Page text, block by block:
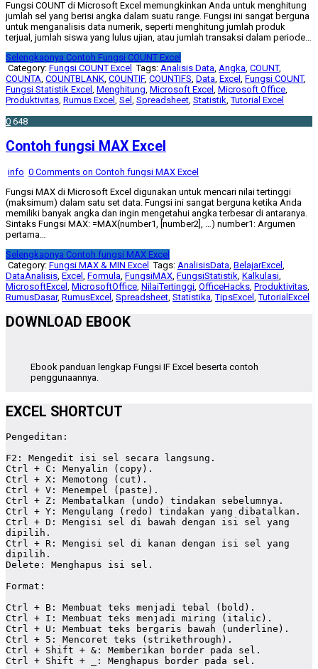
Fungsi COUNT di Microsoft Excel memungkinkan Anda untuk menghitung
jumlah sel yang berisi angka dalam suatu range. Fungsi ini sangat berguna
untuk menganalisis data numerik, seperti menghitung jumlah produk
terjual, jumlah siswa yang lulus ujian, atau jumlah transaksi dalam periode…
Selengkapnya Contoh Fungsi COUNT Excel
Category: Fungsi COUNT Excel Tags: Analisis Data, Angka, COUNT,
COUNTA, COUNTBLANK, COUNTIF, COUNTIFS, Data, Excel , Fungsi COUNT,
Fungsi Statistik Excel , Menghitung, Microsoft Excel , Microsoft Office,
Produktivitas, Rumus Excel , Sel , Spreadsheet, Statistik,Tutorial Excel
0 648
Contoh fungsi MAX Excel
info 0 Comments on Contoh fungsi MAX Excel
Fungsi MAX di Microsoft Excel digunakan untuk mencari nilai tertinggi
(maksimum) dalam satu set data. Fungsi ini sangat berguna ketika Anda
memiliki banyak angka dan ingin mengetahui angka terbesar di antaranya.
Sintaks Fungsi MAX: =MAX(number1, [number2], …) number1: Argumen
pertama…
Selengkapnya Contoh fungsi MAX Excel
Category: Fungsi MAX & MIN Excel Tags: AnalisisData BelajarExcel
DataAnalisis Excel Formula FungsiMAX FungsiStatistik Kalkulasi
MicrosoftExcel MicrosoftOffice NilaiTertinggi OfficeHacks Produktivitas
RumusDasar, RumusExcel Spreadsheet Statistika ,TipsExcel ,TutorialExcel
DOWNLOAD EBOOK
Ebook panduan lengkap Fungsi IF Excel beserta contoh
penggunaannya.
EXCEL SHORTCUT
Pengeditan:
F2: Mengedit isi sel secara langsung.
Ctrl + C: Menyalin (copy).
Ctrl + X: Memotong (cut).
Ctrl + V: Menempel (paste).
Ctrl + Z: Membatalkan (undo) tindakan sebelumnya.
Ctrl + Y: Mengulang (redo) tindakan yang dibatalkan.
Ctrl + D: Mengisi sel di bawah dengan isi sel yang
dipilih.
Ctrl + R: Mengisi sel di kanan dengan isi sel yang
dipilih.
Delete: Menghapus isi sel.
Format:
Ctrl + B: Membuat teks menjadi tebal (bold).
Ctrl + I: Membuat teks menjadi miring (italic).
Ctrl + U: Membuat teks bergaris bawah (underline).
Ctrl + 5: Mencoret teks (strikethrough).
Ctrl + Shift + &: Memberikan border pada sel.
Ctrl + Shift + _: Menghapus border pada sel.